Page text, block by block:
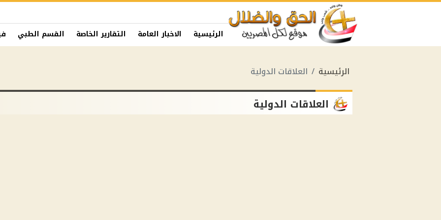
الرئيسية الاخبار العامة التقارير الخاصة القسم الطبي
الرئيسية العلاقات الدولية
العلاقات الدولية